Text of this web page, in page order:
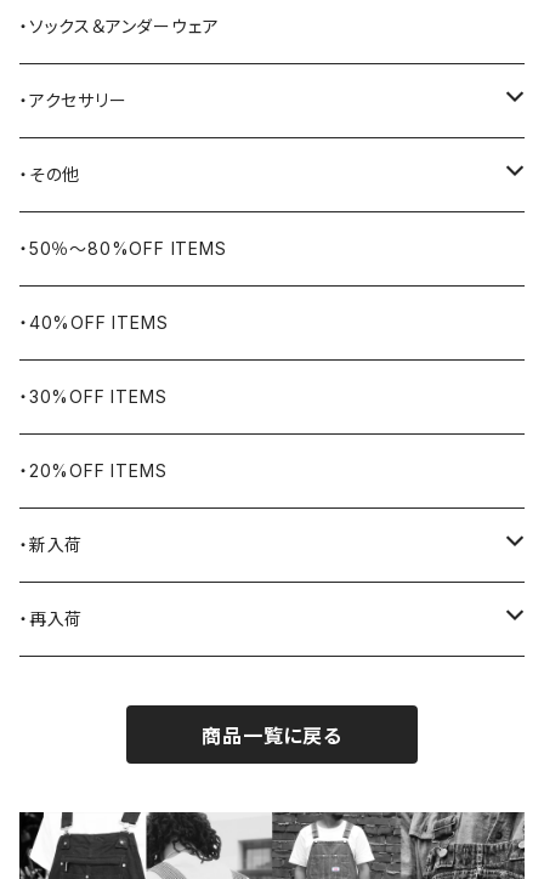
BAYSIDE
BELSTAFF
BIG BILL
WORKERS BIGDAY
BHADUR
Bills KHAKIS
BLUCO
Blundstone
BLACK JACK BOOTS
BY ROBERT JAMES
CAMBER
ブリーフケース
ツールバッグ
シュー用品
・ソックス＆アンダーウェア
・アクセサリー
バングル・ブレスレット
リング
ネックレス・ペンダント
ピンズ・ブローチ
腕時計
・その他
ヴィンテージ
アウトドア用品
ナバホラグ・ビンテージラグ
ブランケット
食品
ライター
エプロン
・50％〜80%OFF ITEMS
・40%OFF ITEMS
・30%OFF ITEMS
・20%OFF ITEMS
・新入荷
2026.7.31
2026.7.6
・再入荷
2026.7.30
商品一覧に戻る